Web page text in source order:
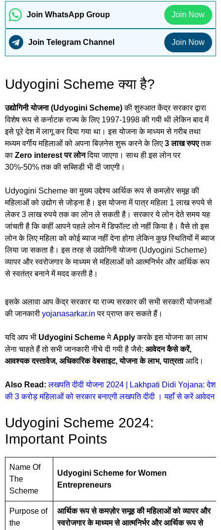
Join WhatsApp Group Join Now
Join Telegram Channel Join Now
Udyogini Scheme क्या है?
उद्योगिनी योजना (Udyogini Scheme)की शुरुआत केंद्र सरकार द्वारा
विशेष रूप से कर्नाटक राज्य के लिए 1997-1998 की गयी थी लेकिन बाद में
इसे पूरे देश में लागू कर दिया गया था। इस योजना के माध्यम से गरीब तथा
मध्यम वर्गीय महिलाओं को अपना बिज़नेस शुरू करने के लिए 3 लाख रुपएतक
का Zero interest पर लोनदिया जाएगा। साथ ही इस लोन पर
30%-50% तक की सब्सिडी भी दी जाएगी।
Udyogini Scheme का मुख्य उद्देश्य आर्थिक रूप से कमज़ोर समूह की
महिलाओं को उद्योग से जोड़ना है। इस योजना में पात्र महिला 1 लाख रुपये से
लेकर 3 लाख रुपये तक का लोन ले सकती है। सरकार ये लोन देते समय यह
जांचती है कि कहीं आपने पहले लोन में डिफॉल्ट तो नहीं किया है। वैसे तो इस
लोन के लिए महिला को कोई ब्याज नहीं देना होगा लेकिन कुछ स्थितियों में ब्याज
लिया जा सकता है। इस तरह से उद्योगिनी योजना (Udyogini Scheme)
व्यापर और स्वरोजगार के माध्यम से महिलाओं को आत्मनिर्भर और आर्थिक रूप
से स्वतंत्र बनाने में मदद करती है।
इसके अलावा आप केंद्र सरकार या राज्य सरकार की सभी सरकारी योजनाओं
की जानकारी yojanasarkar.in पर प्राप्त कर सकते हैं।
यदि आप भी Udyogini SchemeमेApplyकरके इस योजना का लाभ
लेना चाहते हैं तो सभी जानकारी नीचे दी गयी है जैसे: आवेदन कैसे करें,
आवश्यक दस्तावेज, अधिकारिक वेबसाइट, योजना के लाभ, पात्रताआदि।
Also Read: लखपति दीदी योजना 2024 | Lakhpati Didi Yojana: देश
की 3 करोड़ महिलाओं को सरकार बनाएगी लखपति दीदी । यहाँ से करें आवेदन
Udyogini Scheme 2024:
Important Points
Name Of
The
Scheme
Udyogini Scheme for Women
Entrepreneurs
Purpose of
the
आर्थिक रूप से कमज़ोर समूह की महिलाओं को व्यापर और
स्वरोजगार के माध्यम से आत्मनिर्भर और आर्थिक रूप से